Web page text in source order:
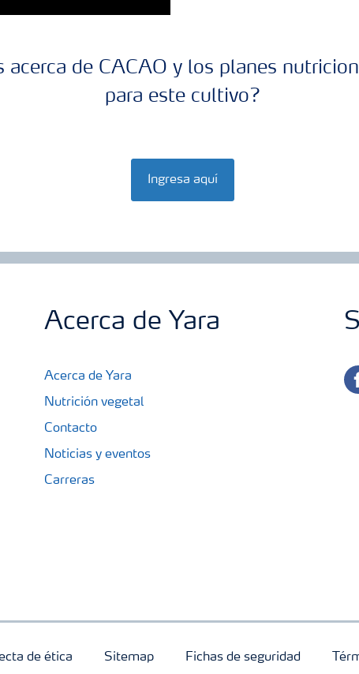
acerca de CACAO y los planes
para este cultivo?
Ingresa aquí
Acerca de Yara
Acerca de Yara
Nutrición vegetal
Contacto
Noticias y eventos
Carreras
de ética Sitemap Fichas de seguridad